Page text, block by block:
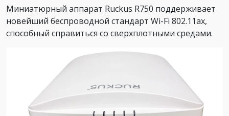
Миниатюрный аппарат Ruckus R750 поддерживает
новейший беспроводной стандарт Wi-Fi 802.11ax,
способный справиться со сверхплотными средами.